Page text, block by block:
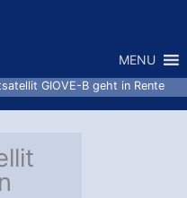
MENU
GIOVE-B geht in Rente